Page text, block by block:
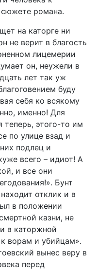
романа.
на каторге ни
не верит в благость
лицемерии
он, неужели в
лет так уж
буду
себя ко всякому
именно! Для
теперь, этого-то им
по улице взад и
подлец и
всего – идиот! А
и все они
Бунт
отклик и в
в положении
казни, не
в каторжной
ворам и убийцам».
вынес веру в
перед